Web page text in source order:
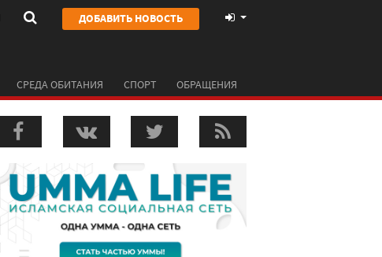
ДОБАВИТЬ НОВОСТЬ
СРЕДА ОБИТАНИЯ СПОРТ ОБРАЩЕНИЯ